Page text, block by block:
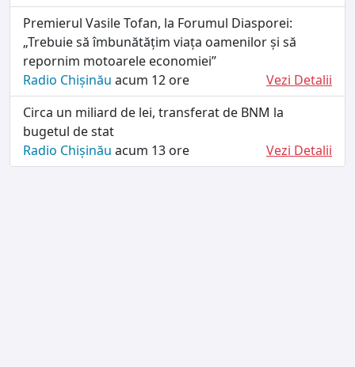
Premierul Vasile Tofan, la Forumul Diasporei:
„Trebuie să îmbunătățim viața oamenilor și să
repornim motoarele economiei”
Radio Chișinău acum 12 ore
Vezi Detalii
Circa un miliard de lei, transferat de BNM la
bugetul de stat
Radio Chișinău acum 13 ore Vezi Detalii